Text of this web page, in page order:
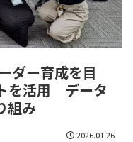
ダー育成を目
を活用 データ
組み
2026.01.26